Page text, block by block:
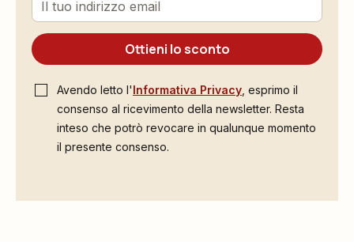
Ottieni lo sconto
Avendo letto l'Informativa Privacy , esprimo il
consenso al ricevimento della newsletter. Resta
inteso che potrò revocare in qualunque momento
il presente consenso.